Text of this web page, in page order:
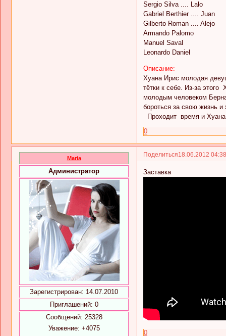
Sergio Silva .... Lalo
Gabriel Berthier .... Juan
Gilberto Roman .... Alejo
Armando Palomo
Manuel Saval
Leonardo Daniel
Описание:
Хуана Ирис молодая
тётки к себе. Из-за этого
молодым человеком
бороться за свою жизнь
Проходит время и
0
Поделиться18.06.2012
Maria
Администратор
Зарегистрирован: 14.07.2010
Приглашений: 0
Сообщений: 25328
Уважение: +4075
Заставка
0